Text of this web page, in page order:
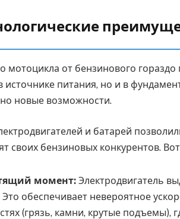
мотоцикла от бензинового
источнике питания, но и в
новые возможности.
и батарей
своих бензиновых конкурентов.
момент: Электродвигатель
обеспечивает невероятное
(грязь, камни, крутые подъемы),